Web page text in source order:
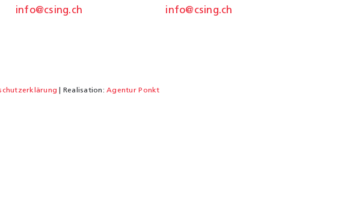
info@csing.ch
info@csing.ch
| Realisation:Agentur Ponkt